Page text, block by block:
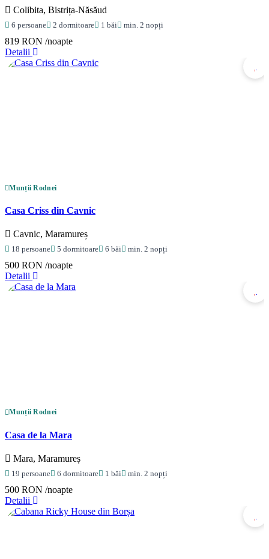
Colibita, Bistrița-Năsăud
6 persoane 2 dormitoare 1 băi min. 2 nopți
819 RON /noapte
Detalii
Munții Rodnei
Casa Criss din Cavnic
Cavnic, Maramureș
18 persoane 5 dormitoare 6 băi min. 2 nopți
500 RON /noapte
Detalii
Munții Rodnei
Casa de la Mara
Mara, Maramureș
19 persoane 6 dormitoare 1 băi min. 2 nopți
500 RON /noapte
Detalii